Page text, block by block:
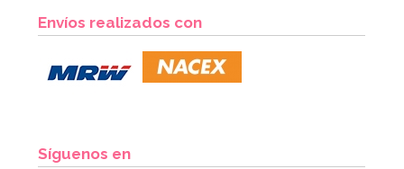
Envíos realizados con
Síguenos en